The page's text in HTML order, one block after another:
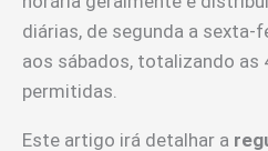
diárias, de segunda a sexta-
aos sábados, totalizando as
permitidas.
Este artigo irá detalhar a